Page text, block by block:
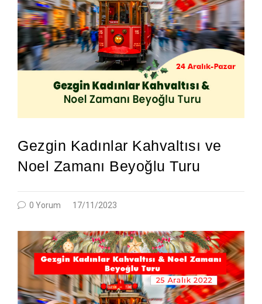
Gezgin Kadınlar Kahvaltısı ve
Noel Zamanı Beyoğlu Turu
0 Yorum 17/11/2023